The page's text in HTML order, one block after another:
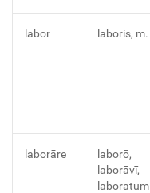
labor labōris, m.
laborāre
laborō,
laborāvī,
laboratum